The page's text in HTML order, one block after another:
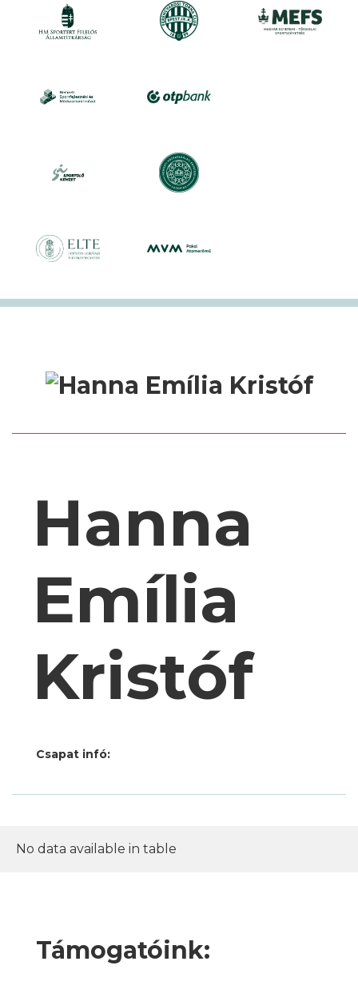
Hanna
Emília
Kristóf
Csapat infó:
No data available in table
Támogatóink: